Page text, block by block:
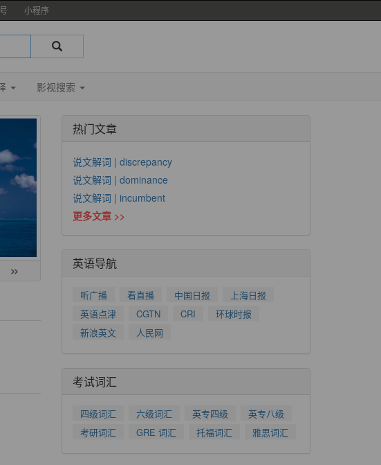
小程序
影视搜索
»
热门文章
说文解词 | discrepancy
说文解词 | dominance
说文解词 | incumbent
更多文章 >>
英语导航
听广播 看直播 中国日报
上海日报
英语点津
CGTN CRI
环球时报
新浪英文
人民网
考试词汇
四级词汇 六级词汇 英专四级
英专八级
考研词汇
GRE 词汇 托福词汇 雅思词汇